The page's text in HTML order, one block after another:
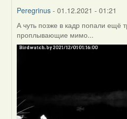
Peregrinus - 01.12.2021 - 01:21
In
reply
to
А чуть позже в кадр попали ещё
проплывающие мимо...